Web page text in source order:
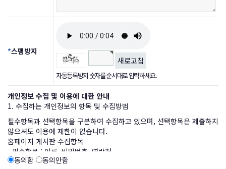
*스팸방지
새로고침
자동등록방지 숫자를 순서대로 입력하세요.
개인정보 수집 및 이용에 대한 안내
1. 수집하는 개인정보의 항목 및 수집방법
필수항목과 선택항목을 구분하여 수집하고 있으며, 선택항목은 제출하지
않으셔도 이용에 제한이 없습니다.
홈페이지 게시판 수집항목
- 필수항목 : 이름, 비밀번호, 연락처
2. 개인정보의 수집 및 이용목적
동의함 동의안함